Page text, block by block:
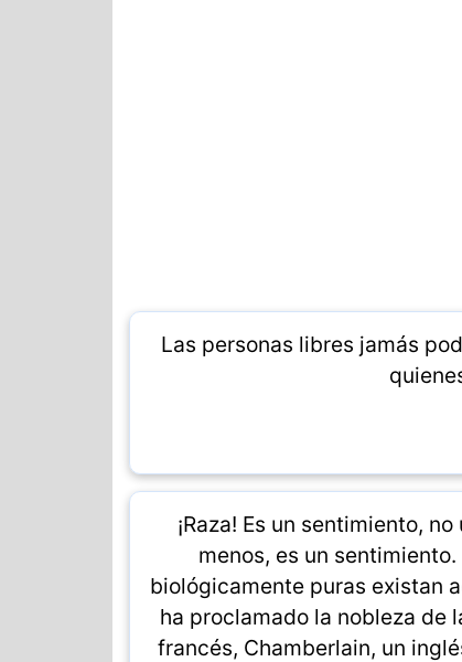
Las personas libres jamás
¡Raza! Es un sentimiento,
menos, es un
biológicamente puras existan
ha proclamado la nobleza de
francés, Chamberlain, un